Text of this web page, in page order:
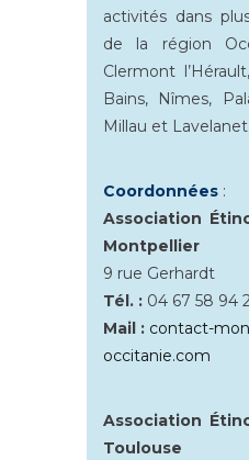
activités dans
de la région
Clermont
Bains, Nîmes,
Millau et Lavelanet.
Coordonnées :
Association
Montpellier
9 rue Gerhardt
Tél. : 04 67 58 94
Mail : contact-
occitanie.com
Association
Toulouse